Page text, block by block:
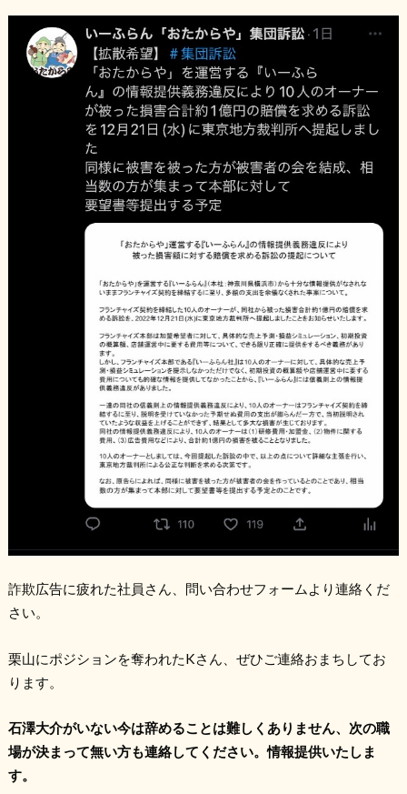
詐欺広告に疲れた社員さん、問い合わせフォームより連絡くだ
さい。
栗山にポジションを奪われたKさん、ぜひご連絡おまちしてお
ります。
石澤大介がいない今は辞めることは難しくありません、次の職
場が決まって無い方も連絡してください。情報提供いたしま
す。